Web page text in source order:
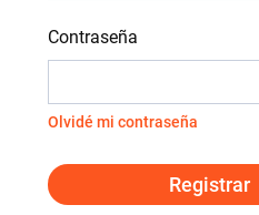
Contraseña
Olvidé mi contraseña
Registrar